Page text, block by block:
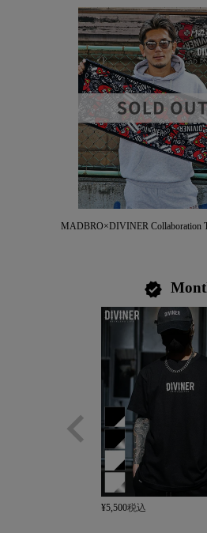
MADBRO×DIVINER Collaboration
verified
¥5,500税込